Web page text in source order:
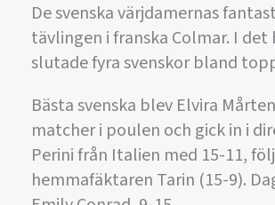
De svenska värjdamernas
tävlingen i franska Colmar. I
slutade fyra svenskor bland
Bästa svenska blev Elvira
matcher i poulen och gick in i
Perini från Italien med 15-11,
hemmafäktaren Tarin (15-9).